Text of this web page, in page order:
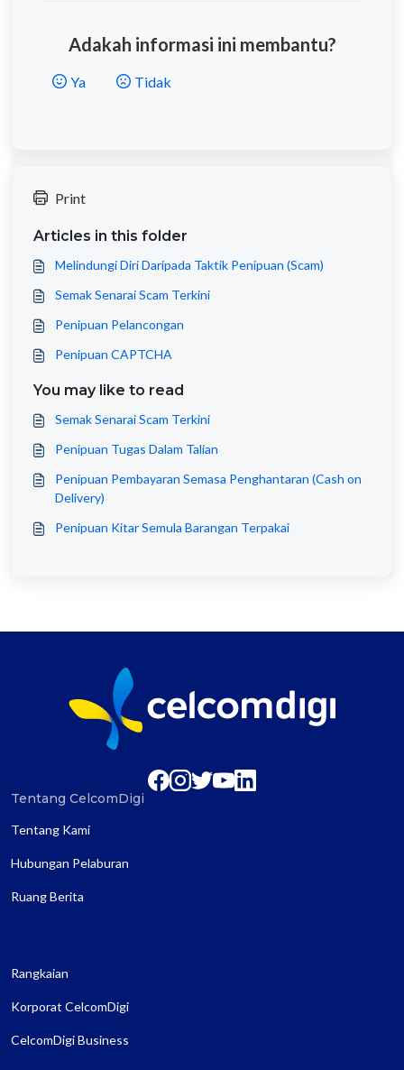
Adakah informasi ini membantu?
Tidak
Ya
Print
Articles in this folder
Melindungi Diri Daripada Taktik Penipuan (Scam)
Semak Senarai Scam Terkini
Penipuan Pelancongan
Penipuan CAPTCHA
You may like to read
Semak Senarai Scam Terkini
Penipuan Tugas Dalam Talian
Penipuan Pembayaran Semasa Penghantaran (Cash on
Delivery)
Penipuan Kitar Semula Barangan Terpakai
Tentang CelcomDigi
Tentang Kami
Hubungan Pelaburan
Ruang Berita
Rangkaian
Korporat CelcomDigi
CelcomDigi Business